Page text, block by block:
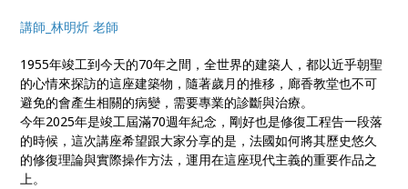
講師_林明炘 老師
1955年竣工到今天的70年之間，全世界的建築人，都以近乎朝聖
的心情來探訪的這座建築物，隨著歲月的推移，廊香教堂也不可
避免的會產生相關的病變，需要專業的診斷與治療。
今年2025年是竣工屆滿70週年紀念，剛好也是修復工程告一段落
的時候，這次講座希望跟大家分享的是，法國如何將其歷史悠久
的修復理論與實際操作方法，運用在這座現代主義的重要作品之
上。